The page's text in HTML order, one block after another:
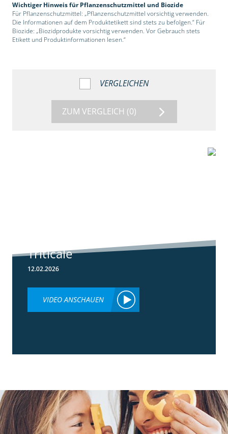
Wichtiger Hinweis für Pflanzenschutzmittel und Biozide
Für Pflanzenschutzmittel: „Pflanzenschutzmittel vorsichtig verwenden.
Die Informationen auf dem Produktetikett sind stets zu befolgen.“ Für
Biozide: „Biozidprodukte vorsichtig verwenden. Vor Gebrauch stets
Etikett und Produktinformationen lesen.“
VERGLEICHEN
ZUM VERGLEICH (0)
Triticale
12.02.2026
VIDEO ANSCHAUEN